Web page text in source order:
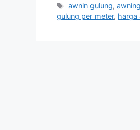
Tags
awnin gulung,
gulung per meter, harga